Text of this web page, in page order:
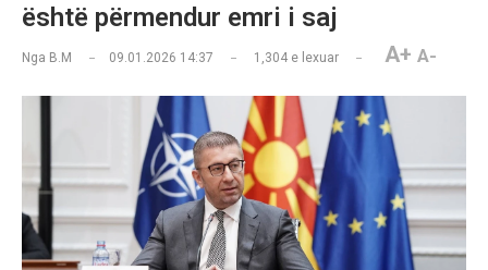
është përmendur emri i saj
Nga B.M 09.01.2026 14:37 1,304 e lexuar A+ A-